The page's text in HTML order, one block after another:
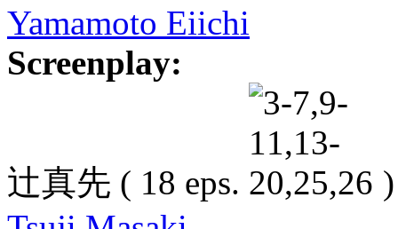
Yamamoto Eiichi
Screenplay:
辻真先 ( 18 eps.
)